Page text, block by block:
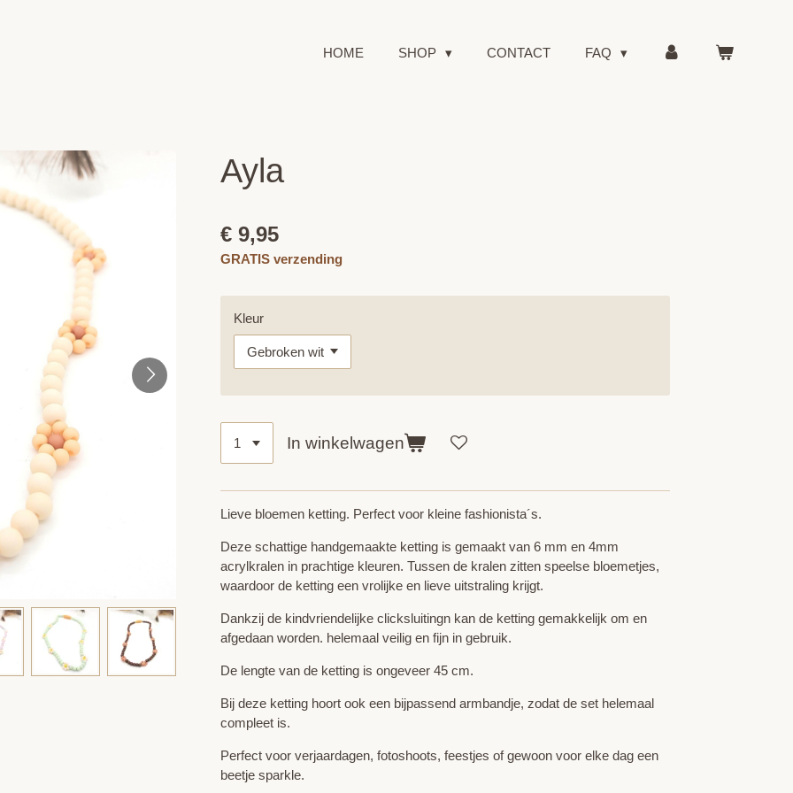
HOME SHOP CONTACT FAQ
Ayla
€ 9,95
GRATIS verzending
Kleur
In winkelwagen
Lieve bloemen ketting. Perfect voor kleine fashionista´s.
Deze schattige handgemaakte ketting is gemaakt van 6 mm en 4mm
acrylkralen in prachtige kleuren. Tussen de kralen zitten speelse bloemetjes,
waardoor de ketting een vrolijke en lieve uitstraling krijgt.
Dankzij de kindvriendelijke clicksluitingn kan de ketting gemakkelijk om en
afgedaan worden. helemaal veilig en fijn in gebruik.
De lengte van de ketting is ongeveer 45 cm.
Bij deze ketting hoort ook een bijpassend armbandje, zodat de set helemaal
compleet is.
Perfect voor verjaardagen, fotoshoots, feestjes of gewoon voor elke dag een
beetje sparkle.